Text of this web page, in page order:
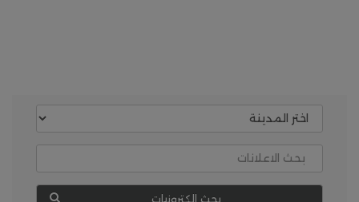
بحث إلكترونيات